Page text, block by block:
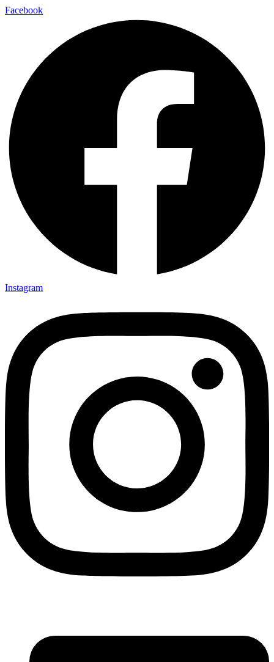
Facebook
Instagram